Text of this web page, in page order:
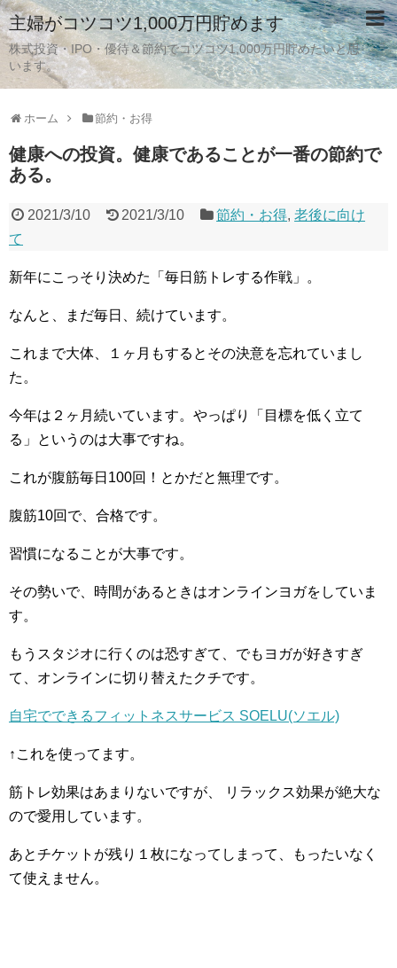
主婦がコツコツ1,000万円貯めます
株式投資・IPO・優待＆節約でコツコツ1,000万円貯めたいと思
います。
ホーム 節約・お得
健康への投資。健康であることが一番の節約で
ある。
2021/3/10 2021/3/10 節約・お得,老後に向け
て
新年にこっそり決めた「毎日筋トレする作戦」。
なんと、まだ毎日、続けています。
これまで大体、１ヶ月もするとその決意を忘れていまし
た。
今年は２ヶ月続いています。やっぱり「目標を低く立て
る」というのは大事ですね。
これが腹筋毎日100回！とかだと無理です。
腹筋10回で、合格です。
習慣になることが大事です。
その勢いで、時間があるときはオンラインヨガをしていま
す。
もうスタジオに行くのは恐すぎて、でもヨガが好きすぎ
て、オンラインに切り替えたクチです。
自宅でできるフィットネスサービス SOELU(ソエル)
↑これを使ってます。
筋トレ効果はあまりないですが、 リラックス効果が絶大な
ので愛用しています。
あとチケットが残り１枚になってしまって、もったいなく
て使えません。